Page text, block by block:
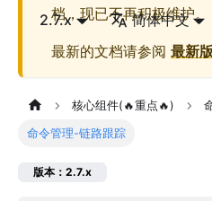
2.7.x 简体中文
档，现已不再积极维护。
最新的文档请参阅 最新
核心组件(🔥重点🔥)
命令管理-链路跟踪
版本：2.7.x